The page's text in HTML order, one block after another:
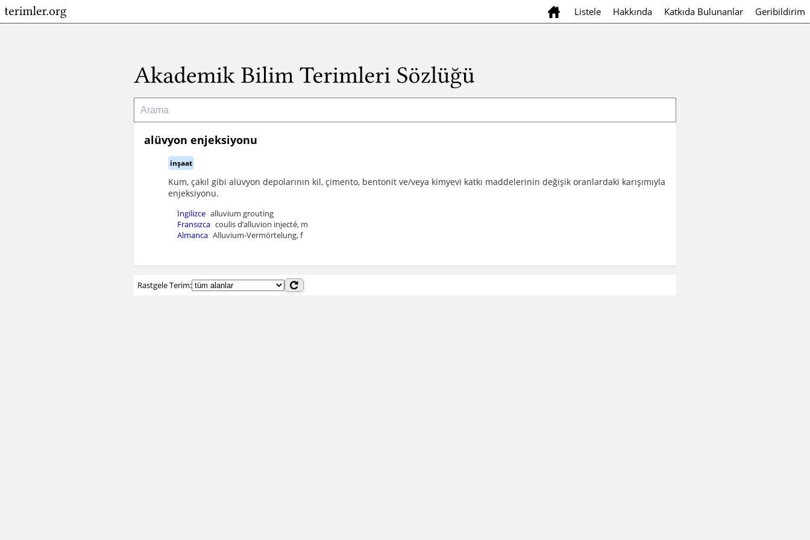
Listele Hakkında Katkıda Bulunanlar Geribildirim
alüvyon enjeksiyonu
inşaat
Kum, çakıl gibi alüvyon depolarının kil, çimento, bentonit ve/veya kimyevi katkı maddelerinin değişik oranlardaki karışımıyla
enjeksiyonu.
İngilizce alluvium grouting
Fransızca coulis d’alluvion injecté, m
Almanca Alluvium-Vermörtelung, f
Rastgele Terim: